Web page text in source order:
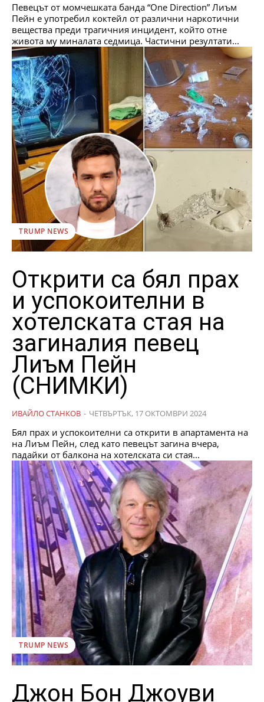
Певецът от момчешката банда “One Direction” Лиъм
Пейн e употребил коктейл от различни наркотични
вещества преди трагичния инцидент, който отне
живота му миналата седмица. Частични резултати...
TRUMP NEWS
Открити са бял прах
и успокоителни в
хотелската стая на
загиналия певец
Лиъм Пейн
(СНИМКИ)
ИВАЙЛО СТАНКОВ - ЧЕТВЪРТЪК, 17 ОКТОМВРИ 2024
Бял прах и успокоителни са открити в апартамента на
на Лиъм Пейн, след като певецът загина вчера,
падайки от балкона на хотелската си стая...
TRUMP NEWS
Джон Бон Джоуви